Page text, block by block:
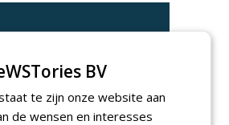
BV
te zijn onze website aan
de wensen en interesses